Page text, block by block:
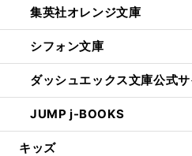
集英社オレンジ文庫
シフォン文庫
ダッシュエックス文庫公式サ
JUMP j-BOOKS
キッズ